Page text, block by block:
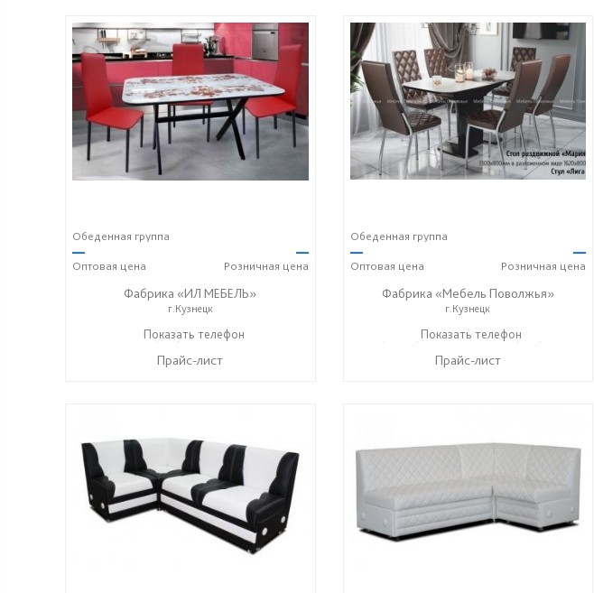
Обеденная группа
—
Оптовая цена
—
Розничная цена
Фабрика «ИЛ МЕБЕЛЬ»
г.Кузнецк
+7 (937) 447-00-00
Показать телефон
Прайс-лист
Обеденная группа
—
Оптовая цена
—
Розничная цена
Фабрика «Мебель Поволжья»
г.Кузнецк
+7 (84157) 2-87-00 ☎+7 (909) 316-18-47
Показать телефон
Прайс-лист